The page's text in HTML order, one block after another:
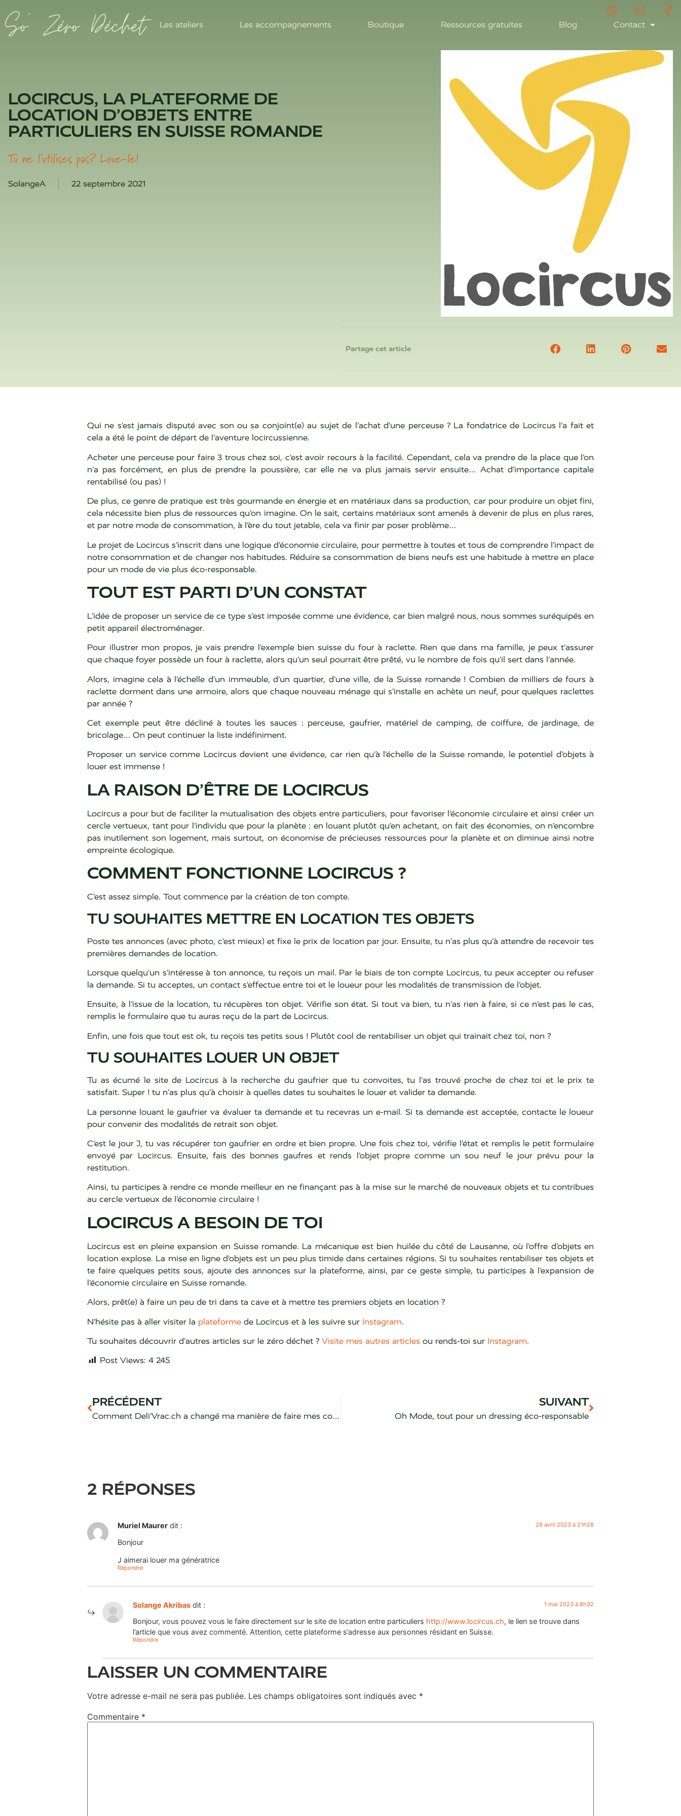
Les ateliers Les accompagnements Boutique Ressources gratuites Blog Contact
LOCIRCUS, LA PLATEFORME DE
LOCATION D’OBJETS ENTRE
PARTICULIERS EN SUISSE ROMANDE
Tu ne l'utilises pas? Loue-le!
SolangeA 22 septembre 2021
Partage cet article
Qui ne s’est jamais disputé avec son ou sa conjoint(e) au sujet de l’achat d’une perceuse ? La fondatrice de Locircus l’a fait et
cela a été le point de départ de l’aventure locircussienne.
Acheter une perceuse pour faire 3 trous chez soi, c’est avoir recours à la facilité. Cependant, cela va prendre de la place que l’on
n’a pas forcément, en plus de prendre la poussière, car elle ne va plus jamais servir ensuite… Achat d’importance capitale
rentabilisé (ou pas) !
De plus, ce genre de pratique est très gourmande en énergie et en matériaux dans sa production, car pour produire un objet fini,
cela nécessite bien plus de ressources qu’on imagine. On le sait, certains matériaux sont amenés à devenir de plus en plus rares,
et par notre mode de consommation, à l’ère du tout jetable, cela va finir par poser problème…
Le projet de Locircus s’inscrit dans une logique d’économie circulaire, pour permettre à toutes et tous de comprendre l’impact de
notre consommation et de changer nos habitudes. Réduire sa consommation de biens neufs est une habitude à mettre en place
pour un mode de vie plus éco-responsable.
TOUT EST PARTI D’UN CONSTAT
L’idée de proposer un service de ce type s’est imposée comme une évidence, car bien malgré nous, nous sommes suréquipés en
petit appareil électroménager.
Pour illustrer mon propos, je vais prendre l’exemple bien suisse du four à raclette. Rien que dans ma famille, je peux t’assurer
que chaque foyer possède un four à raclette, alors qu’un seul pourrait être prêté, vu le nombre de fois qu’il sert dans l’année.
Alors, imagine cela à l’échelle d’un immeuble, d’un quartier, d’une ville, de la Suisse romande ! Combien de milliers de fours à
raclette dorment dans une armoire, alors que chaque nouveau ménage qui s’installe en achète un neuf, pour quelques raclettes
par année ?
Cet exemple peut être décliné à toutes les sauces : perceuse, gaufrier, matériel de camping, de coiffure, de jardinage, de
bricolage… On peut continuer la liste indéfiniment.
Proposer un service comme Locircus devient une évidence, car rien qu’à l’échelle de la Suisse romande, le potentiel d’objets à
louer est immense !
LA RAISON D’ÊTRE DE LOCIRCUS
Locircus a pour but de faciliter la mutualisation des objets entre particuliers, pour favoriser l’économie circulaire et ainsi créer un
cercle vertueux, tant pour l’individu que pour la planète : en louant plutôt qu’en achetant, on fait des économies, on n’encombre
pas inutilement son logement, mais surtout, on économise de précieuses ressources pour la planète et on diminue ainsi notre
empreinte écologique.
COMMENT FONCTIONNE LOCIRCUS ?
C’est assez simple. Tout commence par la création de ton compte.
TU SOUHAITES METTRE EN LOCATION TES OBJETS
Poste tes annonces (avec photo, c’est mieux) et fixe le prix de location par jour. Ensuite, tu n’as plus qu’à attendre de recevoir tes
premières demandes de location.
Lorsque quelqu’un s’intéresse à ton annonce, tu reçois un mail. Par le biais de ton compte Locircus, tu peux accepter ou refuser
la demande. Si tu acceptes, un contact s’effectue entre toi et le loueur pour les modalités de transmission de l’objet.
Ensuite, à l’issue de la location, tu récupères ton objet. Vérifie son état. Si tout va bien, tu n’as rien à faire, si ce n’est pas le cas,
remplis le formulaire que tu auras reçu de la part de Locircus.
Enfin, une fois que tout est ok, tu reçois tes petits sous ! Plutôt cool de rentabiliser un objet qui trainait chez toi, non ?
TU SOUHAITES LOUER UN OBJET
Tu as écumé le site de Locircus à la recherche du gaufrier que tu convoites, tu l’as trouvé proche de chez toi et le prix te
satisfait. Super ! tu n’as plus qu’à choisir à quelles dates tu souhaites le louer et valider ta demande.
La personne louant le gaufrier va évaluer ta demande et tu recevras un e-mail. Si ta demande est acceptée, contacte le loueur
pour convenir des modalités de retrait son objet.
C’est le jour J, tu vas récupérer ton gaufrier en ordre et bien propre. Une fois chez toi, vérifie l’état et remplis le petit formulaire
envoyé par Locircus. Ensuite, fais des bonnes gaufres et rends l’objet propre comme un sou neuf le jour prévu pour la
restitution.
Ainsi, tu participes à rendre ce monde meilleur en ne finançant pas à la mise sur le marché de nouveaux objets et tu contribues
au cercle vertueux de l’économie circulaire !
LOCIRCUS A BESOIN DE TOI
Locircus est en pleine expansion en Suisse romande. La mécanique est bien huilée du côté de Lausanne, où l’offre d’objets en
location explose. La mise en ligne d’objets est un peu plus timide dans certaines régions. Si tu souhaites rentabiliser tes objets et
te faire quelques petits sous, ajoute des annonces sur la plateforme, ainsi, par ce geste simple, tu participes à l’expansion de
l’économie circulaire en Suisse romande.
Alors, prêt(e) à faire un peu de tri dans ta cave et à mettre tes premiers objets en location ?
N’hésite pas à aller visiter la plateforme de Locircus et à les suivre sur Instagram.
Tu souhaites découvrir d’autres articles sur le zéro déchet ? Visite mes autres articles ou rends-toi sur Instagram.
Post Views: 4 245
PRÉCÉDENT
Comment Deli’Vrac.ch a changé ma manière de faire mes courses en vrac
SUIVANT
Oh Mode, tout pour un dressing éco-responsable
2 RÉPONSES
Muriel Maurer dit : 28 avril 2023 à 21h28
Bonjour
J aimerai louer ma génératrice
Répondre
Solange Akribas dit : 1 mai 2023 à 8h32
Bonjour, vous pouvez vous le faire directement sur le site de location entre particuliers http://www.locircus.ch, le lien se trouve dans
l’article que vous avez commenté. Attention, cette plateforme s’adresse aux personnes résidant en Suisse.
Répondre
LAISSER UN COMMENTAIRE
Votre adresse e-mail ne sera pas publiée. Les champs obligatoires sont indiqués avec *
Commentaire *